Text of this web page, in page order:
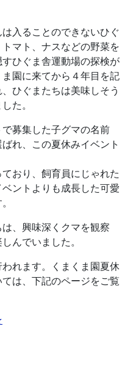
入ることのできないひぐ
マト、ナスなどの野菜を
ひぐま舎運動場の探検が
園に来てから４年目を記
ひぐまたちは美味しそう
た。
募集した子グマの名前
れ、この夏休みイベント
おり、飼育員にじゃれた
ントよりも成長した可愛
、興味深くクマを観察
んでいました。
れます。くまくま園夏休
は、下記のページをご覧